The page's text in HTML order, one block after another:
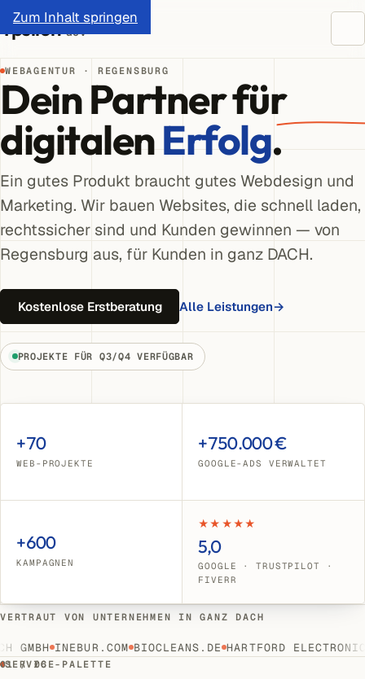
Zum Inhalt springen
Ypsilon dev
WEBAGENTUR · REGENSBURG
Dein Partner für
digitalenErfolg.
Ein gutes Produkt braucht gutes Webdesign und
Marketing. Wir bauen Websites, die schnell laden,
rechtssicher sind und Kunden gewinnen — von
Regensburg aus, für Kunden in ganz DACH.
Kostenlose Erstberatung Alle Leistungen→
PROJEKTE FÜR Q3/Q4 VERFÜGBAR
+70
WEB-PROJEKTE
+750.000 €
GOOGLE-ADS VERWALTET
+600
KAMPAGNEN
★★★★★
5,0
GOOGLE · TRUSTPILOT ·
FIVERR
VERTRAUT VON UNTERNEHMEN IN GANZ DACH
INEBUR.COM BIOCLEANS.DE HARTFORD ELECTRONICS
01 / 06
SERVICE-PALETTE